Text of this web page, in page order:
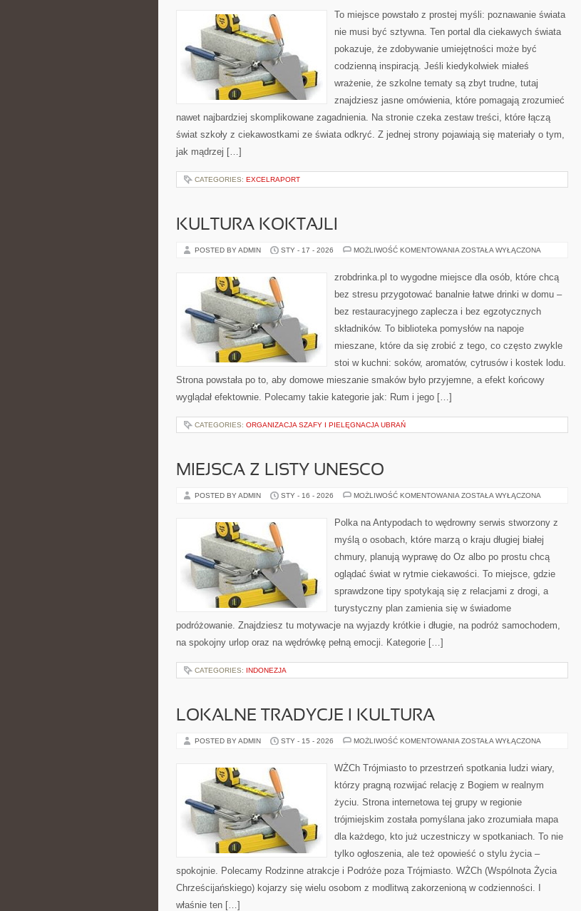
To miejsce powstało z prostej myśli: poznawanie świata
nie musi być sztywna. Ten portal dla ciekawych świata
pokazuje, że zdobywanie umiejętności może być
codzienną inspiracją. Jeśli kiedykolwiek miałeś
wrażenie, że szkolne tematy są zbyt trudne, tutaj
znajdziesz jasne omówienia, które pomagają zrozumieć
nawet najbardziej skomplikowane zagadnienia. Na stronie czeka zestaw treści, które łączą
świat szkoły z ciekawostkami ze świata odkryć. Z jednej strony pojawiają się materiały o tym,
jak mądrzej […]
CATEGORIES: EXCELRAPORT
KULTURA KOKTAJLI
POSTED BY ADMIN STY - 17 - 2026 MOŻLIWOŚĆ KOMENTOWANIA KULTURA
ZOSTAŁA WYŁĄCZONA
zrobdrinka.pl to wygodne miejsce dla osób, które chcą
bez stresu przygotować banalnie łatwe drinki w domu –
bez restauracyjnego zaplecza i bez egzotycznych
składników. To biblioteka pomysłów na napoje
mieszane, które da się zrobić z tego, co często zwykle
stoi w kuchni: soków, aromatów, cytrusów i kostek lodu.
Strona powstała po to, aby domowe mieszanie smaków było przyjemne, a efekt końcowy
wyglądał efektownie. Polecamy takie kategorie jak: Rum i jego […]
CATEGORIES: ORGANIZACJA SZAFY I PIELĘGNACJA UBRAŃ
MIEJSCA Z LISTY UNESCO
POSTED BY ADMIN STY - 16 - 2026 MOŻLIWOŚĆ KOMENTOWANIA MIEJSCA
ZOSTAŁA WYŁĄCZONA
Polka na Antypodach to wędrowny serwis stworzony z
myślą o osobach, które marzą o kraju długiej białej
chmury, planują wyprawę do Oz albo po prostu chcą
oglądać świat w rytmie ciekawości. To miejsce, gdzie
sprawdzone tipy spotykają się z relacjami z drogi, a
turystyczny plan zamienia się w świadome
podróżowanie. Znajdziesz tu motywacje na wyjazdy krótkie i długie, na podróż samochodem,
na spokojny urlop oraz na wędrówkę pełną emocji. Kategorie […]
CATEGORIES: INDONEZJA
LOKALNE TRADYCJE I KULTURA
POSTED BY ADMIN STY - 15 - 2026 MOŻLIWOŚĆ KOMENTOWANIA LOKALNE
KULTURA
ZOSTAŁA WYŁĄCZONA
WŻCh Trójmiasto to przestrzeń spotkania ludzi wiary,
którzy pragną rozwijać relację z Bogiem w realnym
życiu. Strona internetowa tej grupy w regionie
trójmiejskim została pomyślana jako zrozumiała mapa
dla każdego, kto już uczestniczy w spotkaniach. To nie
tylko ogłoszenia, ale też opowieść o stylu życia –
spokojnie. Polecamy Rodzinne atrakcje i Podróże poza Trójmiasto. WŻCh (Wspólnota Życia
Chrześcijańskiego) kojarzy się wielu osobom z modlitwą zakorzenioną w codzienności. I
właśnie ten […]